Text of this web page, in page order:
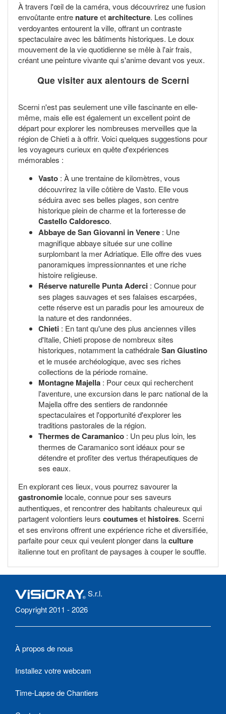
À travers l'œil de la caméra, vous découvrirez une fusion
envoûtante entre natureetarchitecture. Les collines
verdoyantes entourent la ville, offrant un contraste
spectaculaire avec les bâtiments historiques. Le doux
mouvement de la vie quotidienne se mêle à l'air frais,
créant une peinture vivante qui s'anime devant vos yeux.
Que visiter aux alentours de Scerni
Scerni n'est pas seulement une ville fascinante en elle-
même, mais elle est également un excellent point de
départ pour explorer les nombreuses merveilles que la
région de Chieti a à offrir. Voici quelques suggestions pour
les voyageurs curieux en quête d'expériences
mémorables :
Vasto : À une trentaine de kilomètres, vous
découvrirez la ville côtière de Vasto. Elle vous
séduira avec ses belles plages, son centre
historique plein de charme et la forteresse de
Castello Caldoresco.
Abbaye de San Giovanni in Venere : Une
magnifique abbaye située sur une colline
surplombant la mer Adriatique. Elle offre des vues
panoramiques impressionnantes et une riche
histoire religieuse.
Réserve naturelle Punta Aderci : Connue pour
ses plages sauvages et ses falaises escarpées,
cette réserve est un paradis pour les amoureux de
la nature et des randonnées.
Chieti : En tant qu'une des plus anciennes villes
d'Italie, Chieti propose de nombreux sites
historiques, notamment la cathédraleSan Giustino
et le musée archéologique, avec ses riches
collections de la période romaine.
Montagne Majella : Pour ceux qui recherchent
l'aventure, une excursion dans le parc national de la
Majella offre des sentiers de randonnée
spectaculaires et l'opportunité d'explorer les
traditions pastorales de la région.
Thermes de Caramanico : Un peu plus loin, les
thermes de Caramanico sont idéaux pour se
détendre et profiter des vertus thérapeutiques de
ses eaux.
En explorant ces lieux, vous pourrez savourer la
gastronomie locale, connue pour ses saveurs
authentiques, et rencontrer des habitants chaleureux qui
partagent volontiers leurs coutumeset histoires. Scerni
et ses environs offrent une expérience riche et diversifiée,
parfaite pour ceux qui veulent plonger dans laculture
italienne tout en profitant de paysages à couper le souffle.
S.r.l.
Copyright 2011 - 2026
À propos de nous
Installez votre webcam
Time-Lapse de Chantiers